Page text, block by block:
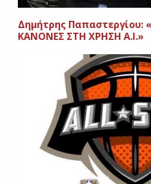
Δημήτρης Παπαστεργίου:
ΚΑΝΟΝΕΣ ΣΤΗ ΧΡΗΣΗ Α.Ι.»